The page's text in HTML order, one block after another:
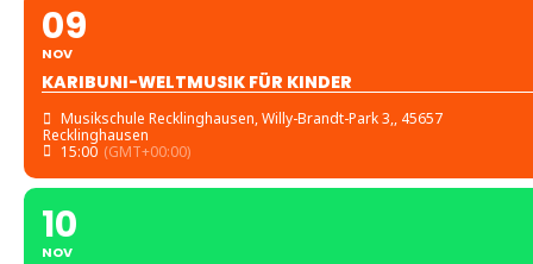
09
NOV
KARIBUNI-WELTMUSIK FÜR KINDER
Musikschule Recklinghausen, Willy-Brandt-Park 3,, 45657
Recklinghausen
15:00 (GMT+00:00)
10
NOV